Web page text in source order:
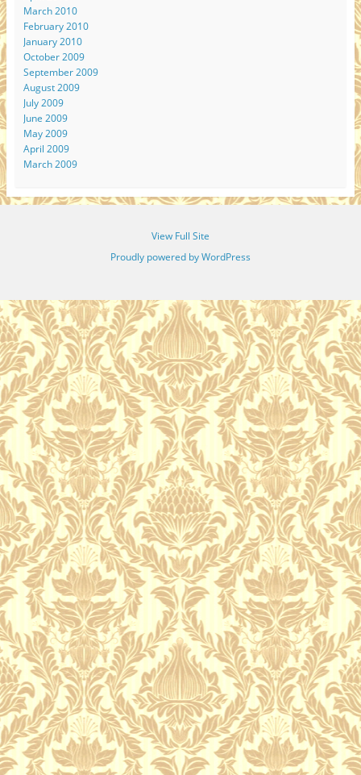
March 2010
February 2010
January 2010
October 2009
September 2009
August 2009
July 2009
June 2009
May 2009
April 2009
March 2009
View Full Site
Proudly powered by WordPress